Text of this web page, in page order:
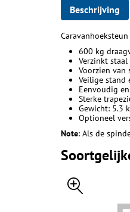
Beschrijving
600 kg
Verzinkt staal
Voorzien van
Veilige
Eenvoudig
Sterke
Gewicht: 5.3
Optioneel
Note: Als de